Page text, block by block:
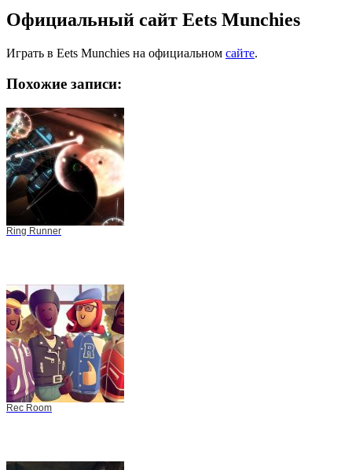
Официальный сайт Eets Munchies
Играть в Eets Munchies на официальном сайте.
Похожие записи:
Ring Runner
Rec Room